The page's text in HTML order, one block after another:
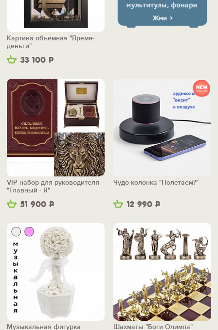
33 100 Р
Картина объемная "Время-
деньги"
51 900 Р
VIP-набор для руководителя
"Главный - Я"
12 990 Р
Чудо-колонка "Полетаем?"
Музыкальная фигурка
Шахматы "Боги Олимпа"